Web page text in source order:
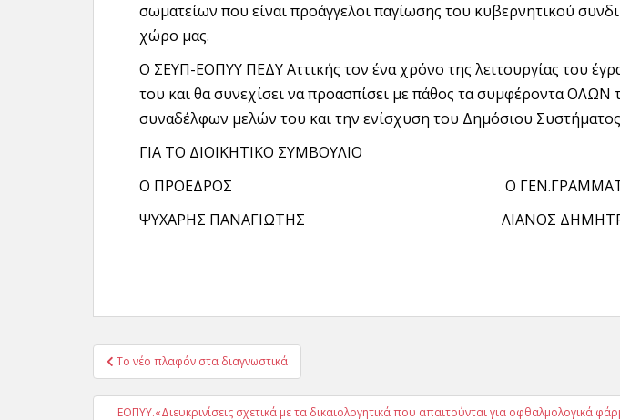
σωματείων που είναι προάγγελοι παγίωσης του κυβερνητικού
χώρο μας.
Ο ΣΕΥΠ-ΕΟΠΥΥ ΠΕΔΥ Αττικής τον ένα χρόνο της λειτουργίας του
του και θα συνεχίσει να προασπίσει με πάθος τα συμφέροντα ΟΛΩΝ
συναδέλφων μελών του και την ενίσχυση του Δημόσιου Συστήματος
ΓΙΑ ΤΟ ΔΙΟΙΚΗΤΙΚΟ ΣΥΜΒΟΥΛΙΟ
Ο ΠΡΟΕΔΡΟΣ Ο
ΨΥΧΑΡΗΣ ΠΑΝΑΓΙΩΤΗΣ ΛΙΑΝΟΣ
Πλοήγηση
άρθρων
Το νέο πλαφόν στα διαγνωστικά
ΕΟΠΥΥ.«Διευκρινίσεις σχετικά με τα δικαιολογητικά που απαιτούνται για οφθαλμολογικά